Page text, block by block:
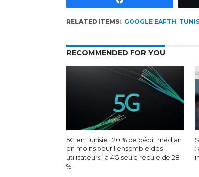
RELATED ITEMS: GOOGLE EARTH,
RECOMMENDED FOR YOU
5G en Tunisie : 20 % de débit médian
en moins pour l’ensemble des
utilisateurs, la 4G seule recule de 28
%
: